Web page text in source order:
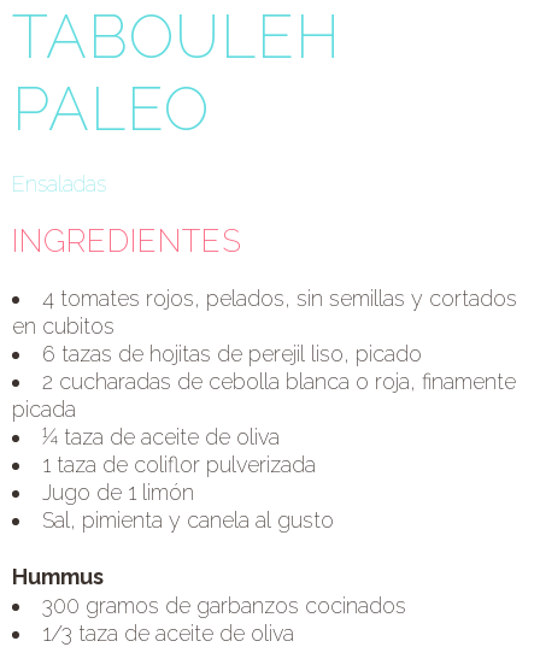
TABOULEH
PALEO
Ensaladas
INGREDIENTES
4 tomates rojos, pelados, sin semillas y cortados
en cubitos
6 tazas de hojitas de perejil liso, picado
2 cucharadas de cebolla blanca o roja, finamente
picada
¼ taza de aceite de oliva
1 taza de coliflor pulverizada
Jugo de 1 limón
Sal, pimienta y canela al gusto
Hummus
300 gramos de garbanzos cocinados
1/3 taza de aceite de oliva